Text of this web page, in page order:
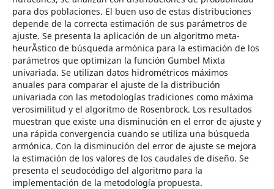
para dos poblaciones. El buen uso de estas distribuciones
depende de la correcta estimación de sus parámetros de
ajuste. Se presenta la aplicación de un algoritmo meta-
heurÃ­stico de búsqueda armónica para la estimación de los
parámetros que optimizan la función Gumbel Mixta
univariada. Se utilizan datos hidrométricos máximos
anuales para comparar el ajuste de la distribución
univariada con las metodologías tradiciones como máxima
verosimilitud y el algoritmo de Rosenbrock. Los resultados
muestran que existe una disminución en el error de ajuste y
una rápida convergencia cuando se utiliza una búsqueda
armónica. Con la disminución del error de ajuste se mejora
la estimación de los valores de los caudales de diseño. Se
presenta el seudocódigo del algoritmo para la
implementación de la metodología propuesta.